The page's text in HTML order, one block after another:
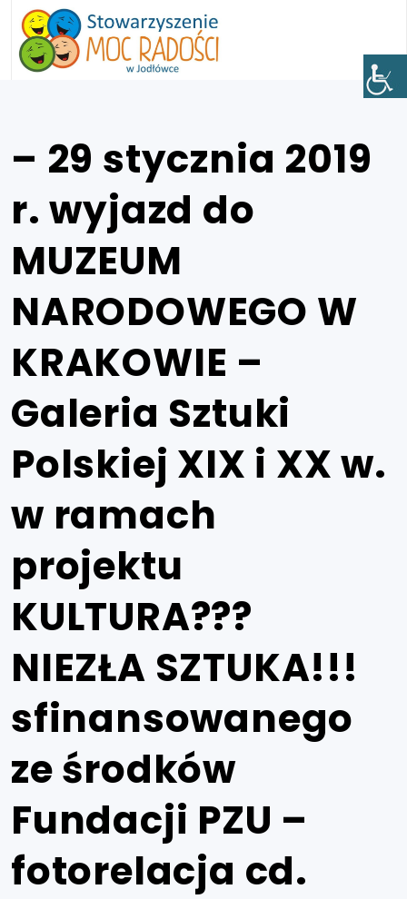
– 29 stycznia 2019
r. wyjazd do
MUZEUM
NARODOWEGO W
KRAKOWIE –
Galeria Sztuki
Polskiej XIX i XX w.
w ramach
projektu
KULTURA???
NIEZŁA SZTUKA!!!
sfinansowanego
ze środków
Fundacji PZU –
fotorelacja cd.